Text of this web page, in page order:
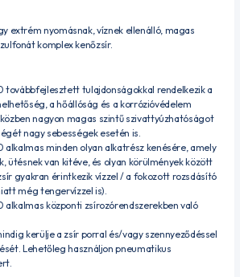
extrém nyomásnak, víznek ellenálló, magas
komplex kenőzsír.
továbbfejlesztett tulajdonságokkal rendelkezik a
a hőállóság és a korrózióvédelem
nagyon magas szintű szivattyúzhatóságot
nagy sebességek esetén is.
alkalmas minden olyan alkatrész kenésére, amely
ütésnek van kitéve, és olyan körülmények között
gyakran érintkezik vízzel / a fokozott rozsdásító
még tengervízzel is).
alkalmas központi zsírozórendszerekben való
kerülje a zsír porral és/vagy szennyeződéssel
Lehetőleg használjon pneumatikus